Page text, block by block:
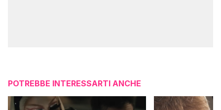
POTREBBE INTERESSARTI ANCHE